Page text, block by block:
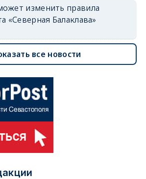
изменить правила
«Северная Балаклава»
все новости